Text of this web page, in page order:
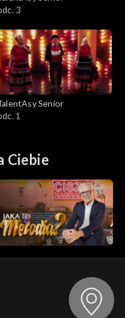
3
Senior
1
Ciebie